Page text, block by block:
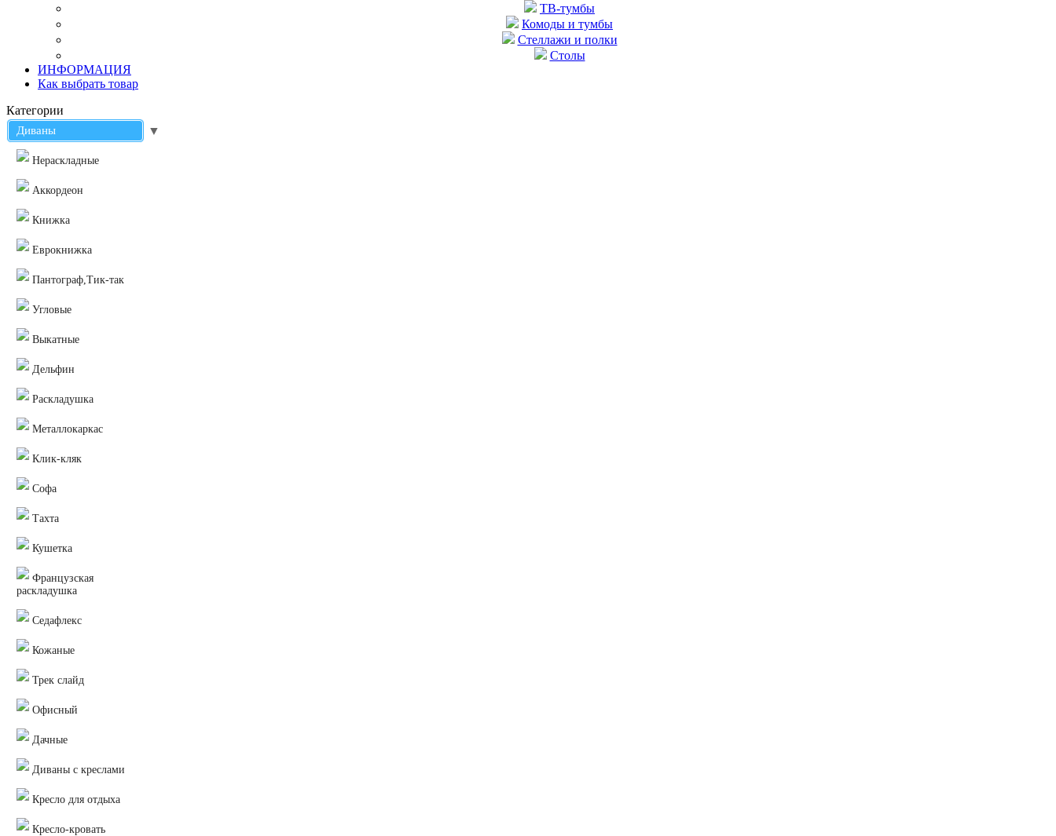
ТВ-тумбы
Комоды и тумбы
Стеллажи и полки
Столы
ИНФОРМАЦИЯ
Как выбрать товар
Категории
Диваны ▼
Нераскладные
Аккордеон
Книжка
Еврокнижка
Пантограф,Тик-так
Угловые
Выкатные
Дельфин
Раскладушка
Металлокаркас
Клик-кляк
Софа
Тахта
Кушетка
Французская
раскладушка
Седафлекс
Кожаные
Трек слайд
Офисный
Дачные
Диваны с креслами
Кресло для отдыха
Кресло-кровать